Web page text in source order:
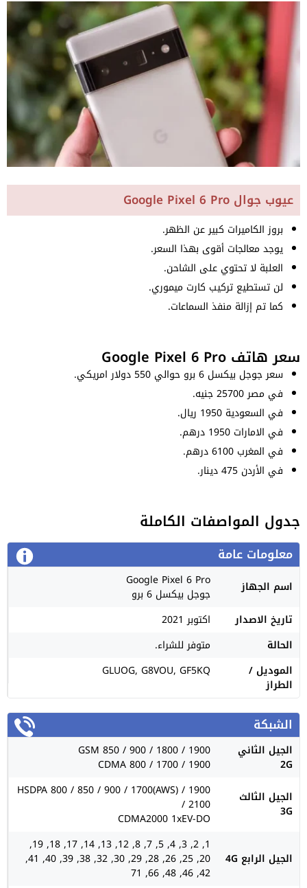
عيوب جوال Google Pixel 6 Pro
بروز الكاميرات كبير عن الظهر.
يوجد معالجات أقوى بهذا السعر.
العلبة لا تحتوي على الشاحن.
لن تستطيع تركيب كارت ميموري.
كما تم إزالة منفذ السماعات.
سعر هاتف Google Pixel 6 Pro
سعر جوجل بيكسل 6 برو حوالي 550 دولار امريكي.
في مصر 25700 جنيه.
في السعودية 1950 ريال.
في الامارات 1950 درهم.
في المغرب 6100 درهم.
في الأردن 475 دينار.
جدول المواصفات الكاملة
معلومات عامة
اسم الجهاز Google Pixel 6 Pro
جوجل بيكسل 6 برو
تاريخ الاصدار
اكتوبر 2021
الحالة
متوفر للشراء.
الموديل /
الطراز
GLUOG, G8VOU, GF5KQ
الشبكة
الجيل الثاني
2G
GSM 850 / 900 / 1800 / 1900
CDMA 800 / 1700 / 1900
الجيل الثالث
3G
HSDPA 800 / 850 / 900 / 1700(AWS) / 1900
/ 2100
CDMA2000 1xEV-DO
الجيل الرابع 4G
1, 2, 3, 4, 5, 7, 8, 12, 13, 14, 17, 18, 19,
20, 25, 26, 28, 29, 30, 32, 38, 39, 40, 41,
42, 46, 48, 66, 71